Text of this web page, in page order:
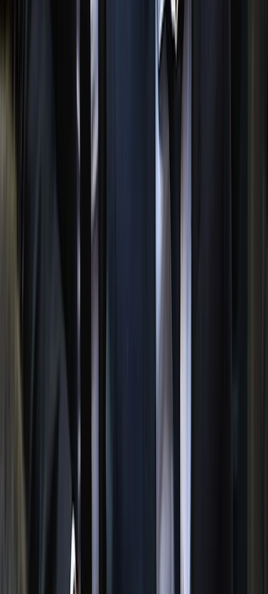
মারা গেলেন মেসির বাবা হোর্হে মেসি
মাদক ইস্যুতে কোনো ছাড় নয়,
০৮ আগস্ট, ২০২৬ ১৮:২৩